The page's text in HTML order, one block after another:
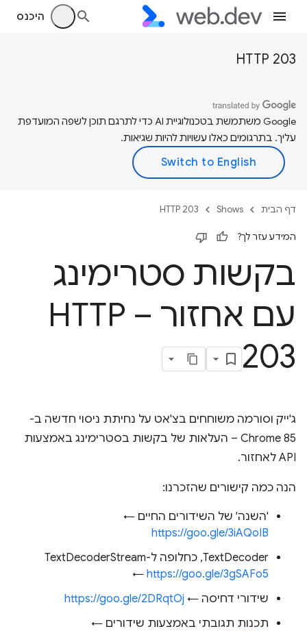
היכנס
HTTP 203
‫Google משתמשת בטכנולוגיית AI כדי לתרגם תוכן לשפה המועדפת
עליך. בתרגומים כאלו עשויות להיות שגיאות.
דף הבית Shows
HTTP 203
המידע עזר לך?
בקשות סטרימינג
עם אחזור – HTTP
203
ג'ייק וסורמה משוחחים בצ'אט על נחיתת ניסוי חדשה ב-
Chrome 85 – העלאות של בקשות בסטרימינג באמצעות
API לאחזור.
הנה כמה קישורים שהזכרנו:
'השנה' של השידורים החיים ←
https://goo.gle/3iAQoIB
TextDecoder, כחלופה ל-TextDecoderStream
← https://goo.gle/3gSAFo5
שידורי דחיסה ← https://goo.gle/2DRqtOj
תכנות תגובתי באמצעות שידורים ←